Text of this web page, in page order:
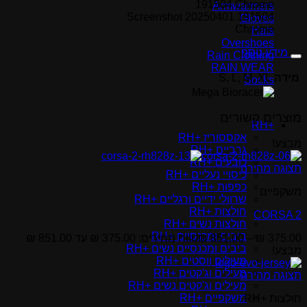
Armwarmers
Gloves
Hats
Overshoes
Rain Clothing
RAIN WEAR
Socks
+RH
אקססוריז +RH
גרביים +RH
כובעים +RH
כיסויי נעליים +RH
כפפות +RH
שרוולי ידיים ורגליים +RH
חולצות +RH
חולצות נשים +RH
ביבים ומכנסיים +RH
ביבים ומכנסיים נשים +RH
מעילים ווסטים +RH
מעילים וג'קטים +RH
מעילים וג'קטים נשים +RH
משקפיים +RH
Screenshot 20250401 191504
Chrome
מידע נוסף
S, L, M, XL
מוצרים קשורים
תצוגה מהירה
CORSA 2
₪851.00
טווח מחירים: ⁦₪ 375.00⁩ עד ⁦₪ 851.00⁩
תצוגה מהירה